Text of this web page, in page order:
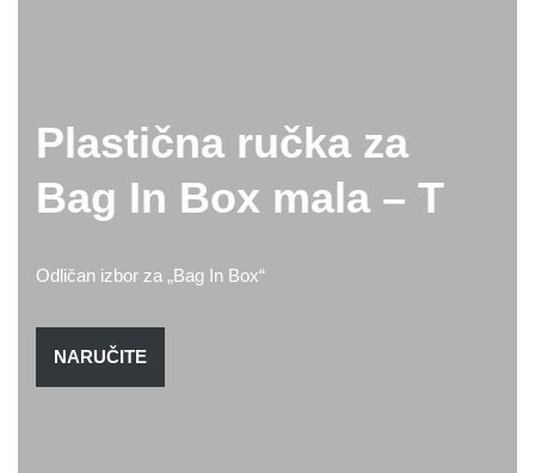
Plastična ručka za
Bag In Box mala – T
Odličan izbor za „Bag In Box“
NARUČITE